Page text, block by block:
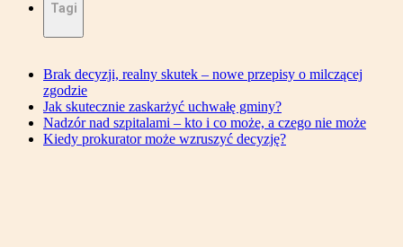
Tagi
Brak decyzji, realny skutek – nowe przepisy o milczącej
zgodzie
Jak skutecznie zaskarżyć uchwałę gminy?
Nadzór nad szpitalami – kto i co może, a czego nie może
Kiedy prokurator może wzruszyć decyzję?